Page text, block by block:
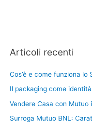
Articoli recenti
Cos’è e come funziona lo
Il packaging come
Vendere Casa con Mutuo
Surroga Mutuo BNL: